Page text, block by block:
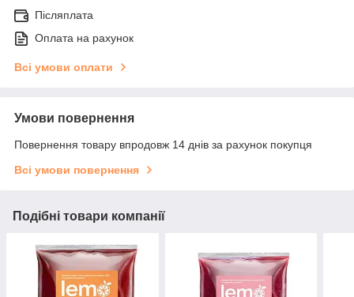
Післяплата
Оплата на рахунок
Всі умови оплати
Умови повернення
Повернення товару впродовж 14 днів за рахунок покупця
Всі умови повернення
Подібні товари компанії